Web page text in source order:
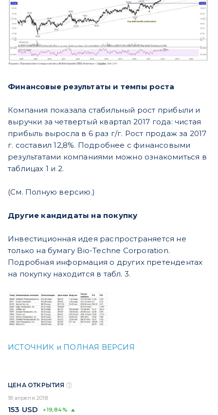
Финансовые результаты и темпы роста
Компания показала стабильный рост прибыли и
выручки за четвертый квартал 2017 года: чистая
прибыль выросла в 6 раз г/г. Рост продаж за 2017
г. составил 12,8%. Подробнее с финансовыми
результатами компаниями можно ознакомиться в
таблицах 1 и 2.
(См. Полную версию.)
Другие кандидаты на покупку
Инвестиционная идея распространяется не
только на бумагу Bio-Techne Corporation.
Подробная информация о других претендентах
на покупку находится в табл. 3.
ИСТОЧНИК и ПОЛНАЯ ВЕРСИЯ
ЦЕНА ОТКРЫТИЯ
18 апреля 2018
153 USD +19,84%